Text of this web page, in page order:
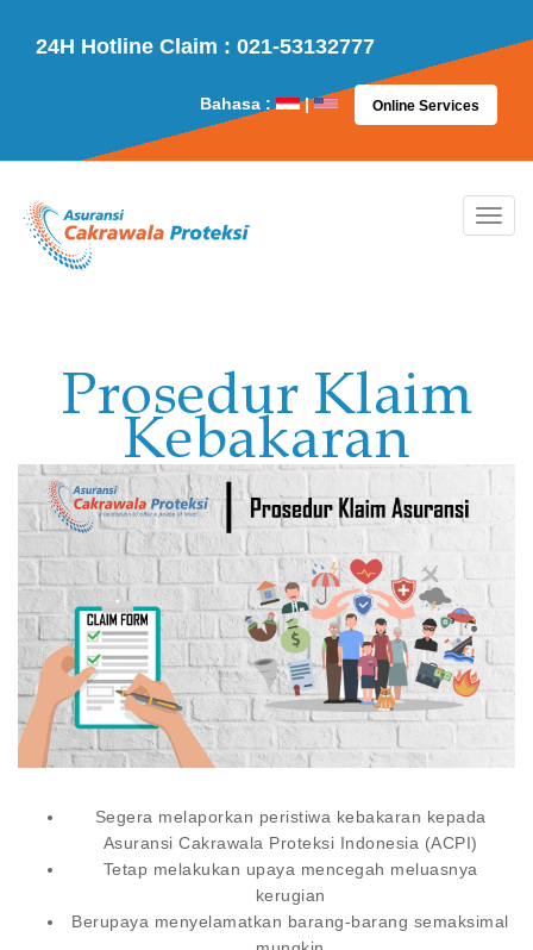
24H Hotline Claim : 021-53132777
Bahasa : | Online Services
Prosedur Klaim
Kebakaran
Segera melaporkan peristiwa kebakaran kepada
Asuransi Cakrawala Proteksi Indonesia (ACPI)
Tetap melakukan upaya mencegah meluasnya
kerugian
Berupaya menyelamatkan barang-barang semaksimal